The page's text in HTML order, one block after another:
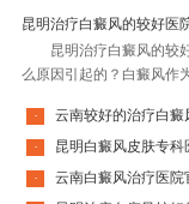
昆明治疗白癜风的较好医
昆明治疗白癜风的较
么原因引起的？白癜风作
·
·
·